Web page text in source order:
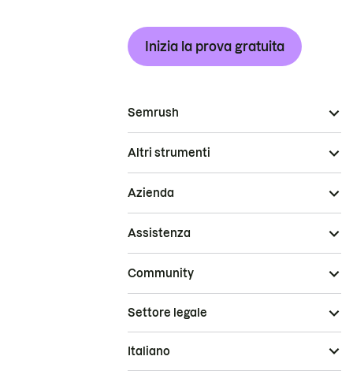
Inizia la prova gratuita
Semrush
Altri strumenti
Azienda
Assistenza
Community
Settore legale
Italiano